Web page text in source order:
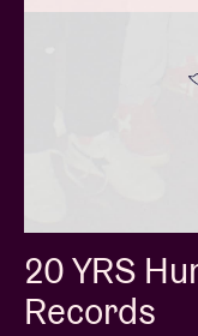
20 YRS
Records